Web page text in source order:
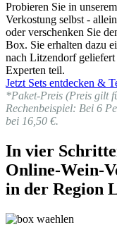
Probieren Sie in
Verkostung selbst -
oder verschenken Sie
Box. Sie erhalten dazu
nach Litzendorf
Experten teil.
Jetzt Sets entdecken &
*Paket-Preis (Preis gilt
Rechenbeispiel: Bei 6
bei 16,50 €.
In vier
Online-Wein-
in der Region